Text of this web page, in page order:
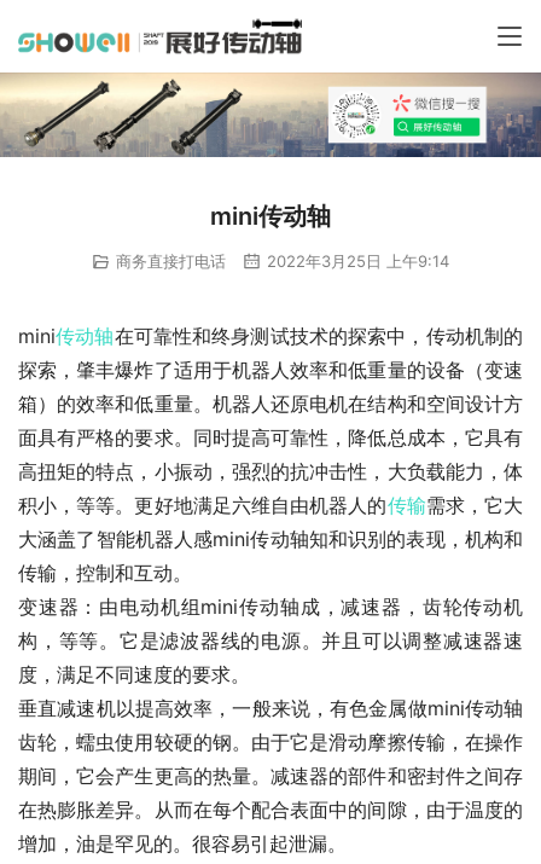
mini传动轴
商务直接打电话 2022年3月25日 上午9:14
mini传动轴在可靠性和终身测试技术的探索中，传动机制的
探索，肇丰爆炸了适用于机器人效率和低重量的设备（变速
箱）的效率和低重量。机器人还原电机在结构和空间设计方
面具有严格的要求。同时提高可靠性，降低总成本，它具有
高扭矩的特点，小振动，强烈的抗冲击性，大负载能力，体
积小，等等。更好地满足六维自由机器人的传输需求，它大
大涵盖了智能机器人感mini传动轴知和识别的表现，机构和
传输，控制和互动。
变速器：由电动机组mini传动轴成，减速器，齿轮传动机
构，等等。它是滤波器线的电源。并且可以调整减速器速
度，满足不同速度的要求。
垂直减速机以提高效率，一般来说，有色金属做mini传动轴
齿轮，蠕虫使用较硬的钢。由于它是滑动摩擦传输，在操作
期间，它会产生更高的热量。减速器的部件和密封件之间存
在热膨胀差异。从而在每个配合表面中的间隙，由于温度的
增加，油是罕见的。很容易引起泄漏。